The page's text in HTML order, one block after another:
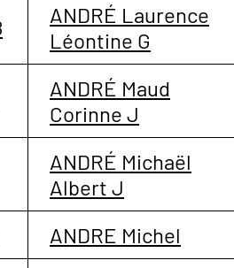
ANDRÉ Laurence
Léontine G
ANDRÉ Maud
Corinne J
ANDRÉ Michaël
Albert J
ANDRE Michel